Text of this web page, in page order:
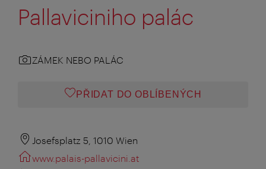
Pallaviciniho palác
ZÁMEK NEBO PALÁC
PŘIDAT DO OBLÍBENÝCH
Josefsplatz 5, 1010 Wien
www.palais-pallavicini.at